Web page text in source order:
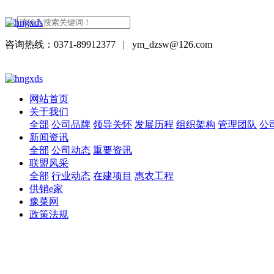
咨询热线：0371-89912377 | ym_dzsw@126.com
网站首页
关于我们
全部 公司品牌 领导关怀 发展历程 组织架构 管理团队 公
新闻资讯
全部 公司动态 重要资讯
联盟风采
全部 行业动态 在建项目 惠农工程
供销e家
豫菜网
政策法规